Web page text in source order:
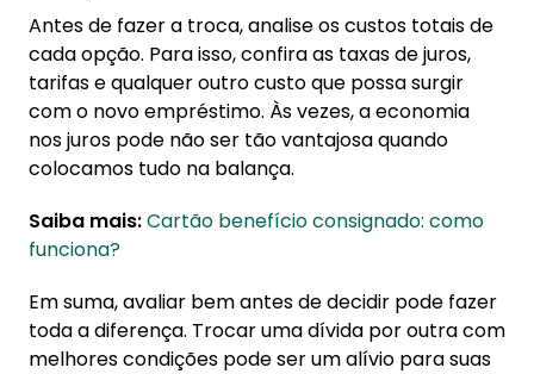
Antes de fazer a troca, analise os custos totais de
cada opção. Para isso, confira as taxas de juros,
tarifas e qualquer outro custo que possa surgir
com o novo empréstimo. Às vezes, a economia
nos juros pode não ser tão vantajosa quando
colocamos tudo na balança.
Saiba mais:Cartão benefício consignado: como
funciona?
Em suma, avaliar bem antes de decidir pode fazer
toda a diferença. Trocar uma dívida por outra com
melhores condições pode ser um alívio para suas